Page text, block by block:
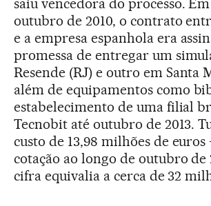
saiu vencedora do processo.
outubro de 2010, o contrato
e a empresa espanhola era
promessa de entregar um
Resende (RJ) e outro em Santa
além de equipamentos como
estabelecimento de uma filial
Tecnobit até outubro de 2013.
custo de 13,98 milhões de
cotação ao longo de outubro de
cifra equivalia a cerca de 32